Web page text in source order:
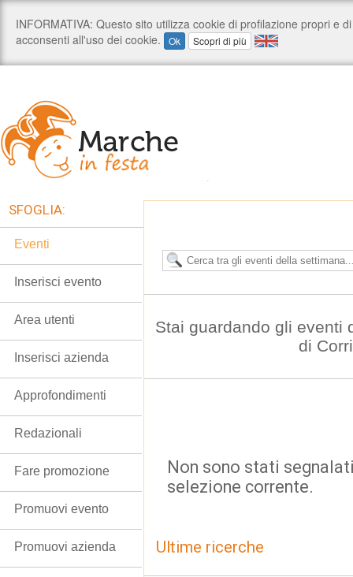
Stai guardando gli eventi
di
Non sono stati
selezione corrente.
Ultime ricerche
SFOGLIA:
Eventi
Inserisci evento
Area utenti
Inserisci azienda
Approfondimenti
Redazionali
Fare promozione
Promuovi evento
Promuovi azienda